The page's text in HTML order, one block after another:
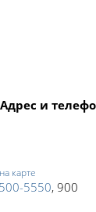
Адрес и
карте
5550, 900